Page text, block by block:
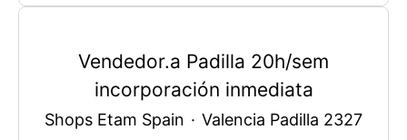
Vendedor.a Padilla 20h/sem
incorporación inmediata
Shops Etam Spain · Valencia Padilla 2327